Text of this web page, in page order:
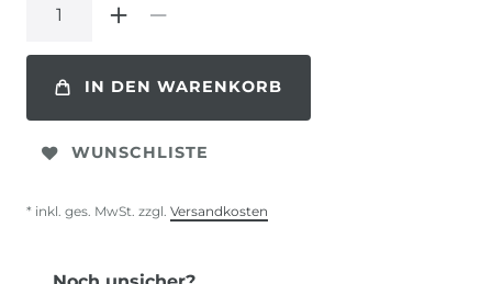
IN DEN WARENKORB
WUNSCHLISTE
* inkl. ges. MwSt. zzgl. Versandkosten